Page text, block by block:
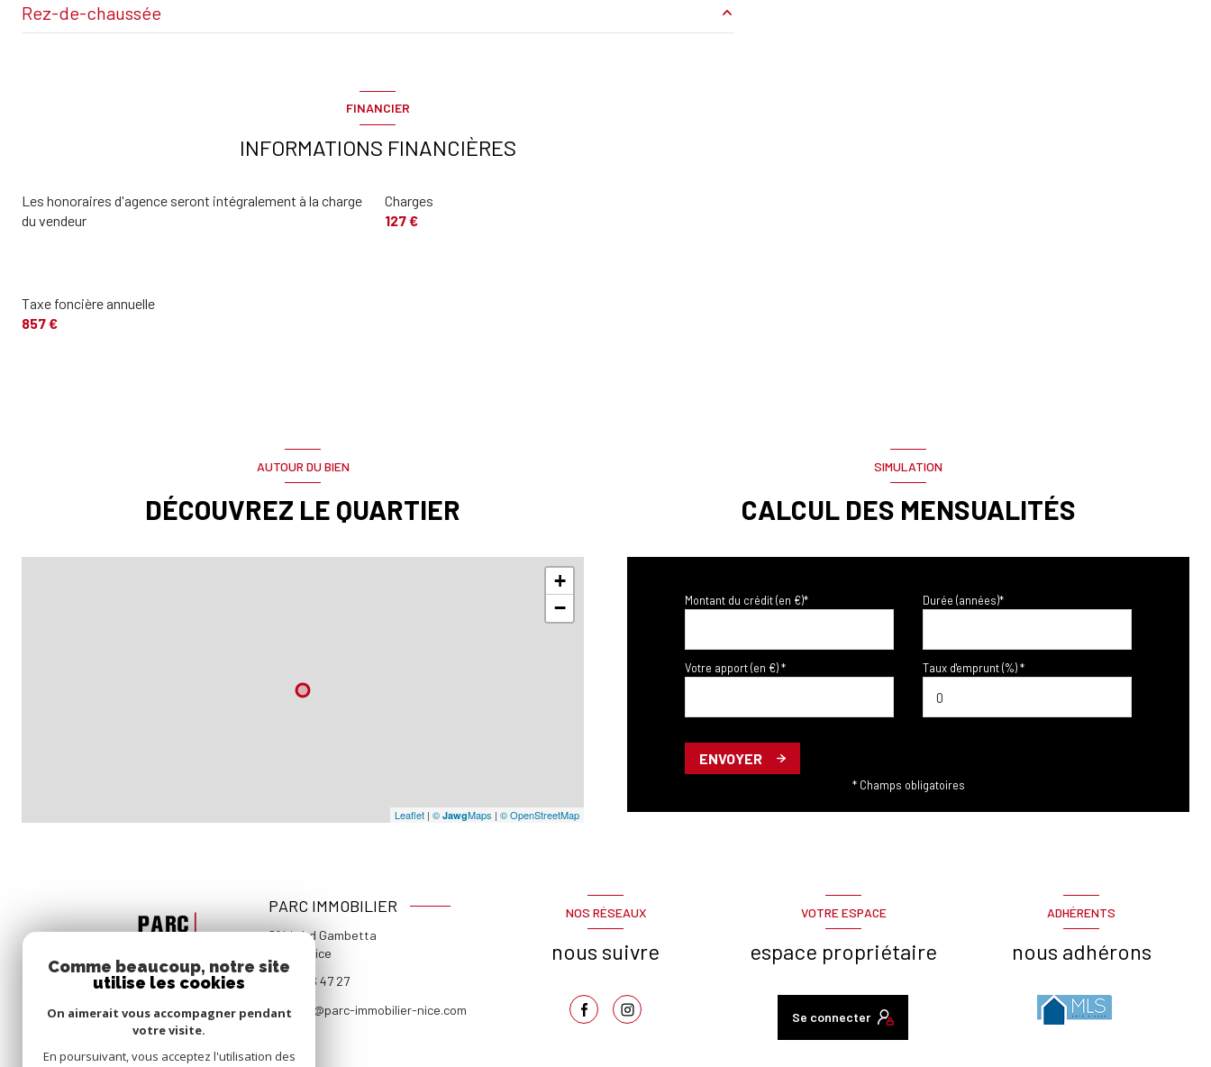
Rez-de-chaussée
terrasse
FINANCIER
INFORMATIONS FINANCIÈRES
Les honoraires d'agence seront intégralement à la charge
du vendeur
Charges
127 €
Taxe foncière annuelle
857 €
AUTOUR DU BIEN
DÉCOUVREZ LE QUARTIER
+
−
Leaflet | © JawgMaps | © OpenStreetMap
SIMULATION
CALCUL DES MENSUALITÉS
Montant du crédit (en €)* Durée (années)*
Votre apport (en €) * Taux d'emprunt (%) *
ENVOYER
* Champs obligatoires
PARC IMMOBILIER
81 bis bd Gambetta
Nice
04 93 96 47 27
contact@parc-immobilier-nice.com
NOS RÉSEAUX
nous suivre
VOTRE ESPACE
espace propriétaire
Se connecter
ADHÉRENTS
nous adhérons
Comme beaucoup, notre site
utilise les cookies
On aimerait vous accompagner pendant
votre visite.
En poursuivant, vous acceptez l'utilisation des